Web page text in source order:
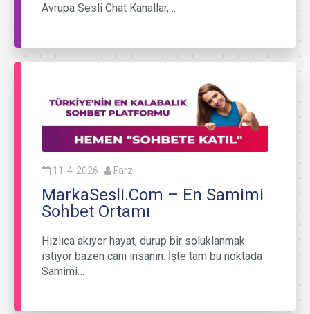
Avrupa Sesli Chat Kanallar,…
11-4-2026 Farz
MarkaSesli.Com – En Samimi
Sohbet Ortamı
Hızlıca akıyor hayat, durup bir soluklanmak
istiyor bazen canı insanın. İşte tam bu noktada
Samimi…